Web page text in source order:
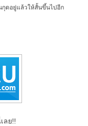
ดอยู่แล้วให้สั้นขึ้นไปอีก
ลย!!